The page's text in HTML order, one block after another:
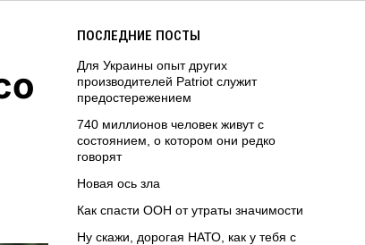
ПОСЛЕДНИЕ ПОСТЫ
Для Украины опыт других
производителей Patriot служит
предостережением
740 миллионов человек живут с
состоянием, о котором они редко
говорят
Новая ось зла
Как спасти ООН от утраты значимости
Ну скажи, дорогая НАТО, как у тебя с